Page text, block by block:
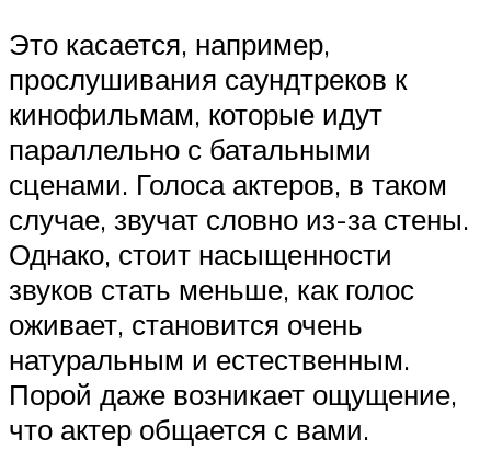
Это касается, например,
прослушивания саундтреков к
кинофильмам, которые идут
параллельно с батальными
сценами. Голоса актеров, в таком
случае, звучат словно из-за стены.
Однако, стоит насыщенности
звуков стать меньше, как голос
оживает, становится очень
натуральным и естественным.
Порой даже возникает ощущение,
что актер общается с вами.